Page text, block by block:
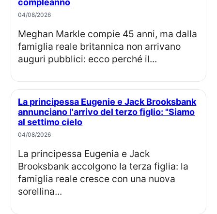
compleanno
04/08/2026
Meghan Markle compie 45 anni, ma dalla
famiglia reale britannica non arrivano
auguri pubblici: ecco perché il...
La principessa Eugenie e Jack Brooksbank
annunciano l'arrivo del terzo figlio: "Siamo
al settimo cielo
04/08/2026
La principessa Eugenia e Jack
Brooksbank accolgono la terza figlia: la
famiglia reale cresce con una nuova
sorellina...